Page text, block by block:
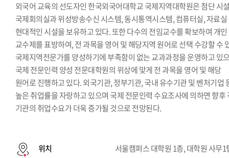
외국어 교육의 선도자인 한국외국어대학교 국제지역대학원은 첨단 시
국제회의실과 위성방송수신 시스템, 동시통역시스템, 컴퓨터실, 자료실
현대적인 시설을 보유하고 있다. 또한 다수의 전임교수를 확보하여 개인
교수제를 표방하여, 전 과목을 영어 및 해당지역 원어로 선택 수강할 수
국제지역전문가를 양성하기에 부족함이 없는 교과과정을 운영하고 있
국제 전문인력 양성 전문대학원의 위상에 맞게 전 과목을 영어 및 해당
원어로 진행하고 있다. 외국기관, 정부기관, 국내 유수기관 및 벤처기업
높은 취업률을 자랑하고 있으며 국제 전문인력 수요조사에 의하면 향후
기관의 취업수요가 더욱 증가될 것으로 전망된다.
위치 서울캠퍼스 대학원 1층, 대학원 사무1